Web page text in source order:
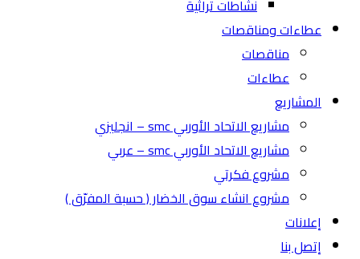
نشاطات تراثية
عطاءات ومناقصات
مناقصات
عطاءات
المشاريع
مشاريع الاتحاد الأوربي smc – انجليزي
مشاريع الاتحاد الأوربي smc – عربي
مشروع فكرتي
مشروع انشاء سوق الخضار ( حسبة المفرّق )
إعلانات
إتصل بنا